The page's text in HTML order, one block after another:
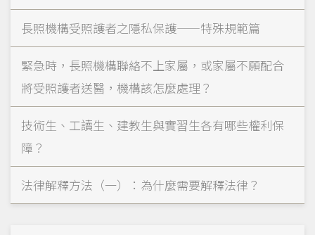
長照機構受照護者之隱私保護——特殊規範篇
緊急時，長照機構聯絡不上家屬，或家屬不願配合
將受照護者送醫，機構該怎麼處理？
技術生、工讀生、建教生與實習生各有哪些權利保
障？
法律解釋方法（一）：為什麼需要解釋法律？